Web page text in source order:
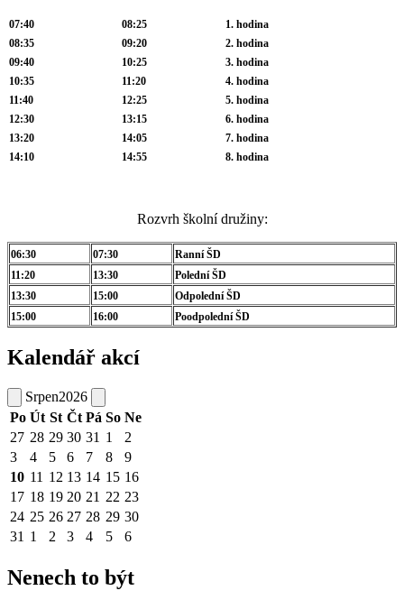
07:40 08:25
1. hodina
08:35
09:20
2. hodina
09:40
10:25
3. hodina
10:35
11:20
4. hodina
11:40
12:25
5. hodina
12:30
13:15
6. hodina
13:20
14:05
7. hodina
14:10
14:55 8. hodina
Rozvrh školní družiny:
06:30 07:30
Ranní ŠD
11:20
13:30
Polední ŠD
13:30
15:00
Odpolední ŠD
15:00
16:00 Poodpolední ŠD
Kalendář akcí
Srpen2026
Po Út St Čt Pá So Ne
27 28 29 30 31 1
2
3
4 5 6 7 8
9
10 11 12 13 14 15 16
17 18 19 20 21 22 23
24 25 26 27 28 29 30
31 1 2 3 4 5 6
Nenech to být